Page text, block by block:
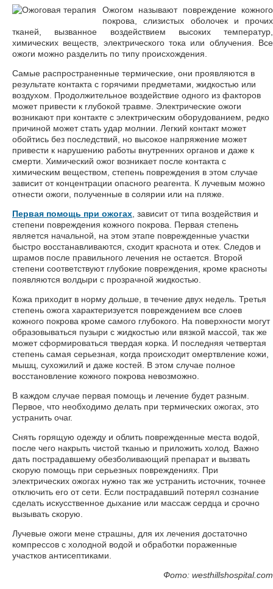
Ожогом называют повреждение кожного
покрова, слизистых оболочек и прочих
тканей, вызванное воздействием высоких температур,
химических веществ, электрического тока или облучения. Все
ожоги можно разделить по типу происхождения.
Самые распространенные термические, они проявляются в
результате контакта с горячими предметами, жидкостью или
воздухом. Продолжительное воздействие одного из факторов
может привести к глубокой травме. Электрические ожоги
возникают при контакте с электрическим оборудованием, редко
причиной может стать удар молнии. Легкий контакт может
обойтись без последствий, но высокое напряжение может
привести к нарушению работы внутренних органов и даже к
смерти. Химический ожог возникает после контакта с
химическим веществом, степень повреждения в этом случае
зависит от концентрации опасного реагента. К лучевым можно
отнести ожоги, полученные в солярии или на пляже.
Первая помощь при ожогах , зависит от типа воздействия и
степени повреждения кожного покрова. Первая степень
является начальной, на этом этапе поврежденные участки
быстро восстанавливаются, сходит краснота и отек. Следов и
шрамов после правильного лечения не остается. Второй
степени соответствуют глубокие повреждения, кроме красноты
появляются волдыри с прозрачной жидкостью.
Кожа приходит в норму дольше, в течение двух недель. Третья
степень ожога характеризуется повреждением все слоев
кожного покрова кроме самого глубокого. На поверхности могут
образовываться пузыри с жидкостью или вязкой массой, так же
может сформироваться твердая корка. И последняя четвертая
степень самая серьезная, когда происходит омертвление кожи,
мышц, сухожилий и даже костей. В этом случае полное
восстановление кожного покрова невозможно.
В каждом случае первая помощь и лечение будет разным.
Первое, что необходимо делать при термических ожогах, это
устранить очаг.
Снять горящую одежду и облить поврежденные места водой,
после чего накрыть чистой тканью и приложить холод. Важно
дать пострадавшему обезболивающий препарат и вызвать
скорую помощь при серьезных повреждениях. При
электрических ожогах нужно так же устранить источник, точнее
отключить его от сети. Если пострадавший потерял сознание
сделать искусственное дыхание или массаж сердца и срочно
вызывать скорую.
Лучевые ожоги мене страшны, для их лечения достаточно
компрессов с холодной водой и обработки пораженные
участков антисептиками.
Фото: westhillshospital.com